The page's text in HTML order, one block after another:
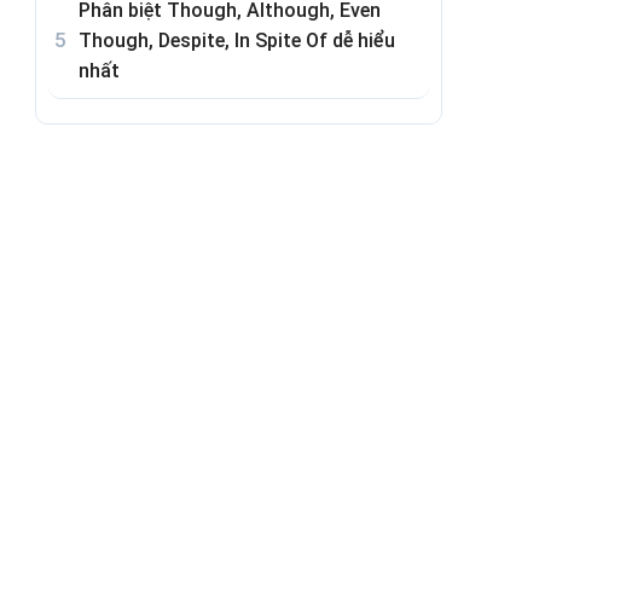
Phân biệt Though, Although, Even
Though, Despite, In Spite Of dễ hiểu
nhất